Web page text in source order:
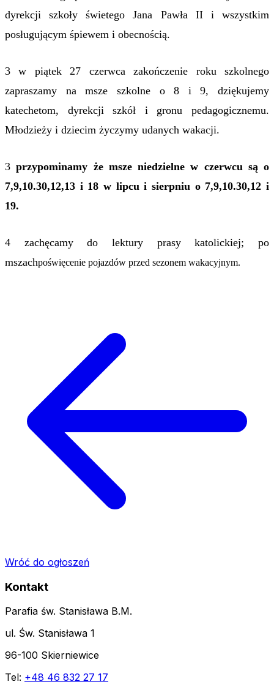
dyrekcji szkoły świetego Jana Pawła II i wszystkim
posługującym śpiewem i obecnością.
3 w piątek 27 czerwca zakończenie roku szkolnego
zapraszamy na msze szkolne o 8 i 9, dziękujemy
katechetom, dyrekcji szkół i gronu pedagogicznemu.
Młodzieży i dziecim życzymy udanych wakacji.
3przypominamy że msze niedzielne w czerwcu są o
7,9,10.30,12,13 i 18 w lipcu i sierpniu o 7,9,10.30,12 i
19.
4 zachęcamy do lektury prasy katolickiej; po
mszachpoświęcenie pojazdów przed sezonem wakacyjnym.
Wróć do ogłoszeń
Kontakt
Parafia św. Stanisława B.M.
ul. Św. Stanisława 1
96-100 Skierniewice
Tel: +48 46 832 27 17